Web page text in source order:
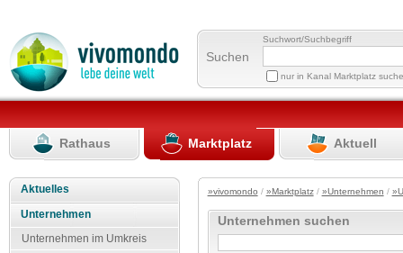
Suchen
Suchwort/Suchbegriff
nur in Kanal Marktplatz
Rathaus Marktplatz Aktuell
Aktuelles
Unternehmen
Unternehmen im Umkreis
»vivomondo / »Marktplatz/ »Unternehmen /
Unternehmen suchen